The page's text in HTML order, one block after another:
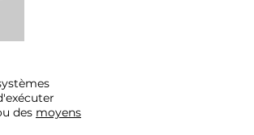
des moyens